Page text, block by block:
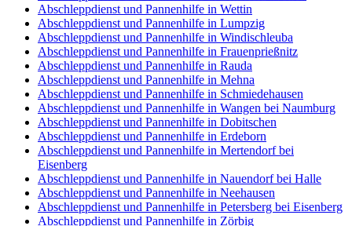
Abschleppdienst und Pannenhilfe in Wettin
Abschleppdienst und Pannenhilfe in Lumpzig
Abschleppdienst und Pannenhilfe in Windischleuba
Abschleppdienst und Pannenhilfe in Frauenprießnitz
Abschleppdienst und Pannenhilfe in Rauda
Abschleppdienst und Pannenhilfe in Mehna
Abschleppdienst und Pannenhilfe in Schmiedehausen
Abschleppdienst und Pannenhilfe in Wangen bei Naumburg
Abschleppdienst und Pannenhilfe in Dobitschen
Abschleppdienst und Pannenhilfe in Erdeborn
Abschleppdienst und Pannenhilfe in Mertendorf bei
Eisenberg
Abschleppdienst und Pannenhilfe in Nauendorf bei Halle
Abschleppdienst und Pannenhilfe in Neehausen
Abschleppdienst und Pannenhilfe in Petersberg bei Eisenberg
Abschleppdienst und Pannenhilfe in Zörbig